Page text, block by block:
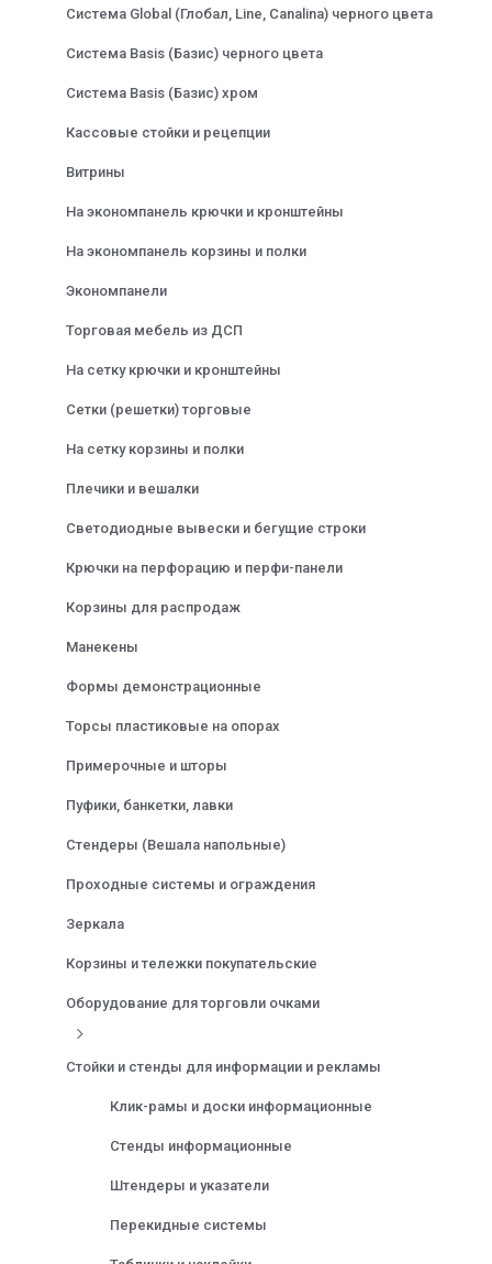
Система Global (Глобал, Line, Canalina) черного цвета
Система Basis (Базис) черного цвета
Система Basis (Базис) хром
Кассовые стойки и рецепции
Витрины
На экономпанель крючки и кронштейны
На экономпанель корзины и полки
Экономпанели
Торговая мебель из ДСП
На сетку крючки и кронштейны
Сетки (решетки) торговые
На сетку корзины и полки
Плечики и вешалки
Светодиодные вывески и бегущие строки
Крючки на перфорацию и перфи-панели
Корзины для распродаж
Манекены
Формы демонстрационные
Торсы пластиковые на опорах
Примерочные и шторы
Пуфики, банкетки, лавки
Стендеры (Вешала напольные)
Проходные системы и ограждения
Зеркала
Корзины и тележки покупательские
Оборудование для торговли очками
Стойки и стенды для информации и рекламы
Клик-рамы и доски информационные
Стенды информационные
Штендеры и указатели
Перекидные системы